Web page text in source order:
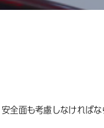
全面も考慮しなければ